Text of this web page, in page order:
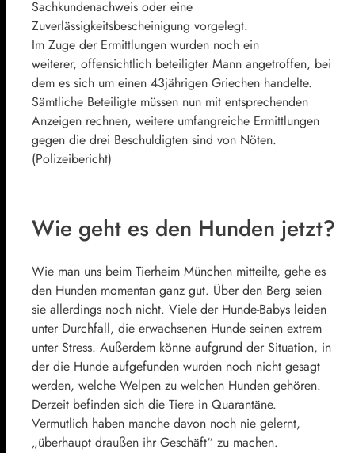
Sachkundenachweis oder eine
Zuverlässigkeitsbescheinigung vorgelegt.
Im Zuge der Ermittlungen wurden noch ein
weiterer, offensichtlich beteiligter Mann angetroffen, bei
dem es sich um einen 43jährigen Griechen handelte.
Sämtliche Beteiligte müssen nun mit entsprechenden
Anzeigen rechnen, weitere umfangreiche Ermittlungen
gegen die drei Beschuldigten sind von Nöten.
(Polizeibericht)
Wie geht es den Hunden jetzt?
Wie man uns beim Tierheim München mitteilte, gehe es
den Hunden momentan ganz gut. Über den Berg seien
sie allerdings noch nicht. Viele der Hunde-Babys leiden
unter Durchfall, die erwachsenen Hunde seinen extrem
unter Stress. Außerdem könne aufgrund der Situation, in
der die Hunde aufgefunden wurden noch nicht gesagt
werden, welche Welpen zu welchen Hunden gehören.
Derzeit befinden sich die Tiere in Quarantäne.
Vermutlich haben manche davon noch nie gelernt,
„überhaupt draußen ihr Geschäft“ zu machen.